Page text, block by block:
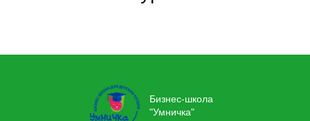
Бизнес-школа
"Умничка"